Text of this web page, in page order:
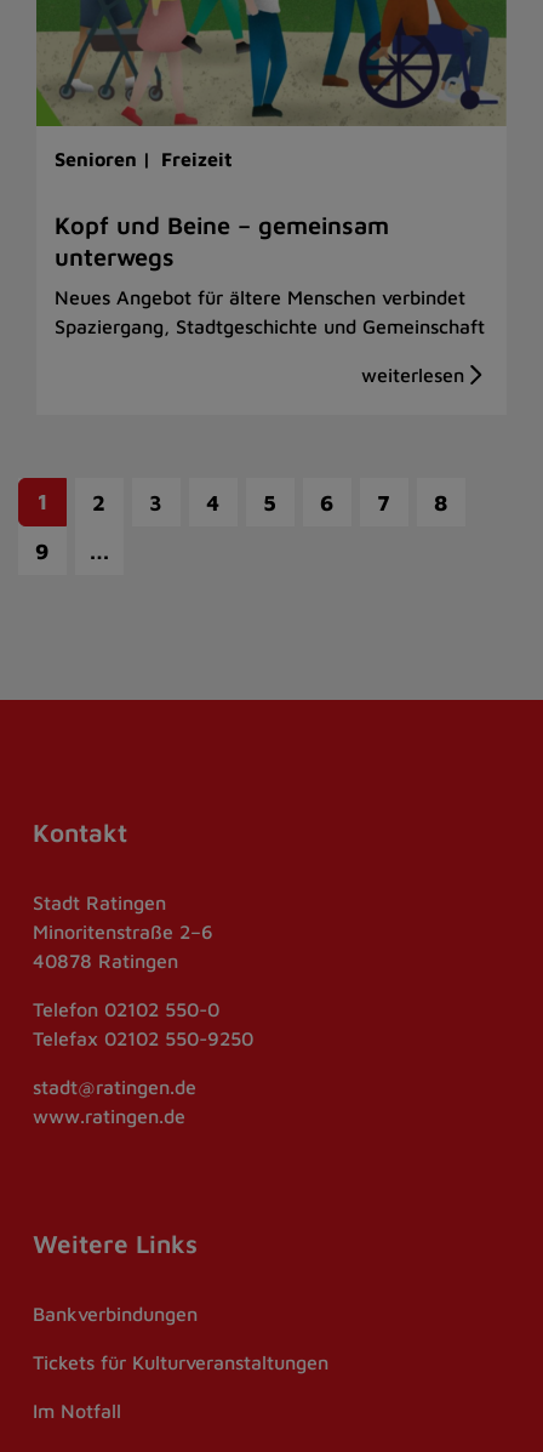
Senioren | Freizeit
Kopf und Beine – gemeinsam
unterwegs
Neues Angebot für ältere Menschen verbindet
Spaziergang, Stadtgeschichte und Gemeinschaft
1 2 3 4 5 6 7
8
9
…
Kontakt
Stadt Ratingen
Minoritenstraße 2–6
40878 Ratingen
Telefon 02102 550-0
Telefax 02102 550-9250
stadt@ratingen.de
www.ratingen.de
Weitere Links
Bankverbindungen
Tickets für Kulturveranstaltungen
Im Notfall